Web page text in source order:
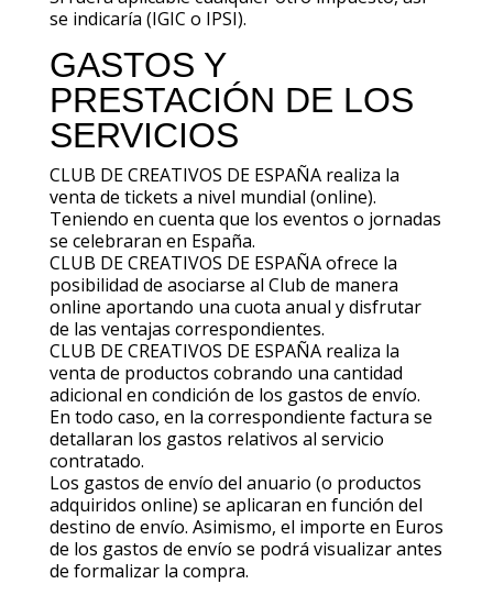
se indicaría (IGIC o IPSI).
GASTOS Y
PRESTACIÓN DE LOS
SERVICIOS
CLUB DE CREATIVOS DE ESPAÑA realiza la
venta de tickets a nivel mundial (online).
Teniendo en cuenta que los eventos o jornadas
se celebraran en España.
CLUB DE CREATIVOS DE ESPAÑA ofrece la
posibilidad de asociarse al Club de manera
online aportando una cuota anual y disfrutar
de las ventajas correspondientes.
CLUB DE CREATIVOS DE ESPAÑA realiza la
venta de productos cobrando una cantidad
adicional en condición de los gastos de envío.
En todo caso, en la correspondiente factura se
detallaran los gastos relativos al servicio
contratado.
Los gastos de envío del anuario (o productos
adquiridos online) se aplicaran en función del
destino de envío. Asimismo, el importe en Euros
de los gastos de envío se podrá visualizar antes
de formalizar la compra.